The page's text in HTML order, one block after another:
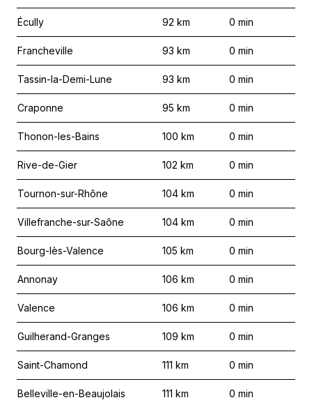
Écully 92 km 0 min
Francheville 93 km 0 min
Tassin-la-Demi-Lune 93 km 0 min
Craponne 95 km 0 min
Thonon-les-Bains 100 km 0 min
Rive-de-Gier 102 km 0 min
Tournon-sur-Rhône 104 km 0 min
Villefranche-sur-Saône 104 km 0 min
Bourg-lès-Valence 105 km 0 min
Annonay 106 km 0 min
Valence 106 km 0 min
Guilherand-Granges 109 km 0 min
Saint-Chamond 111 km 0 min
Belleville-en-Beaujolais 111 km 0 min